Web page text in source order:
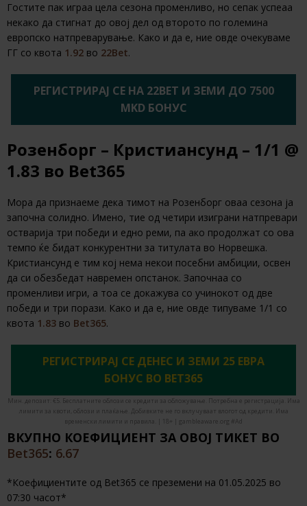
Гостите пак играа цела сезона променливо, но сепак успеаа
некако да стигнат до овој дел од второто по големина
европско натпреварување. Како и да е, ние овде очекуваме
ГГ со квота 1.92 во 22Bet.
РЕГИСТРИРАЈ СЕ НА 22BET И ЗЕМИ ДО 7500
MKD БОНУС
Розенборг – Кристиансунд – 1/1 @
1.83 во Bet365
Мора да признаеме дека тимот на Розенборг оваа сезона ја
започна солидно. Имено, тие од четири изиграни натпревари
остварија три победи и едно реми, па ако продолжат со ова
темпо ќе бидат конкурентни за титулата во Норвешка.
Кристиансунд е тим кој нема некои посебни амбиции, освен
да си обезбедат навремен опстанок. Започнаа со
променливи игри, а тоа се докажува со учинокот од две
победи и три порази. Како и да е, ние овде типуваме 1/1 со
квота 1.83 во Bet365.
РЕГИСТРИРАЈ СЕ ДЕНЕС И ЗЕМИ 25 ЕВРА
БОНУС ВО BET365
Мин. депозит: €5. Бесплатните облози се кредити за обложување. Потребна е регистрација. Има
лимити за квоти, облози и плаќање. Добивките не го вклучуваат влогот од кредити. Има
временски лимити и правила. | 18+ | gambleaware.org #Ad
ВКУПНО КОЕФИЦИЕНТ ЗА ОВОЈ ТИКЕТ ВО
Bet365: 6.67
*Коефициентите од Bet365 се преземени на 01.05.2025 во
07:30 часот*